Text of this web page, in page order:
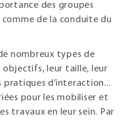
des groupes
comme de la conduite du
nombreux types de
objectifs, leur taille, leur
d’interaction...
pour les mobiliser et
travaux en leur sein. Par